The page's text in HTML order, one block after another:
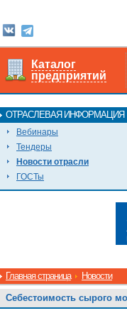
Каталог
предприятий
ОТРАСЛЕВАЯ ИНФОРМАЦИЯ
Вебинары
Тендеры
Новости отрасли
ГОСТы
Главная страница Новости
Себестоимость сырого